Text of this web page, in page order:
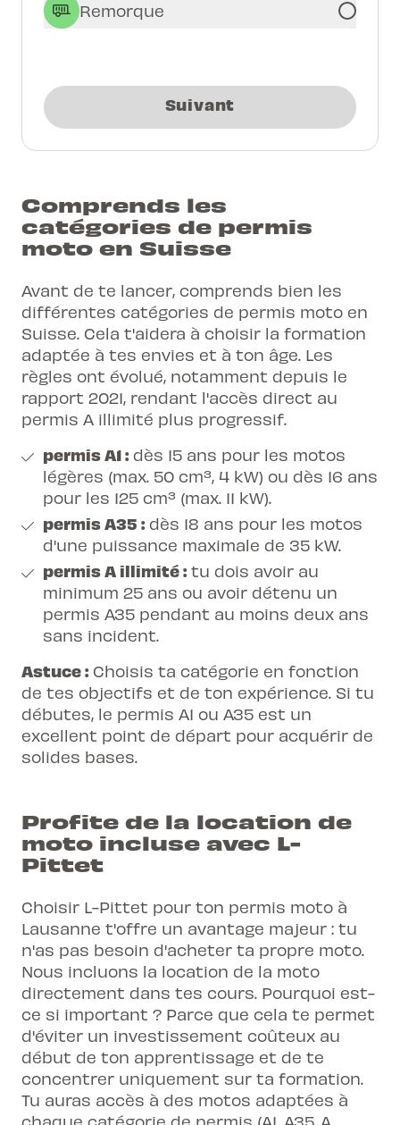
Remorque
Suivant
Comprends les
catégories de permis
moto en Suisse
Avant de te lancer, comprends bien les
différentes catégories de permis moto en
Suisse. Cela t'aidera à choisir la formation
adaptée à tes envies et à ton âge. Les
règles ont évolué, notamment depuis le
rapport 2021, rendant l'accès direct au
permis A illimité plus progressif.
permis A1: dès 15 ans pour les motos
légères (max. 50 cm³, 4 kW) ou dès 16 ans
pour les 125 cm³ (max. 11 kW).
permis A35 : dès 18 ans pour les motos
d'une puissance maximale de 35 kW.
permis A illimité : tu dois avoir au
minimum 25 ans ou avoir détenu un
permis A35 pendant au moins deux ans
sans incident.
Astuce : Choisis ta catégorie en fonction
de tes objectifs et de ton expérience. Si tu
débutes, le permis A1 ou A35 est un
excellent point de départ pour acquérir de
solides bases.
Profite de la location de
moto incluse avec L-
Pittet
Choisir L-Pittet pour ton permis moto à
Lausanne t'offre un avantage majeur : tu
n'as pas besoin d'acheter ta propre moto.
Nous incluons la location de la moto
directement dans tes cours. Pourquoi est-
ce si important ? Parce que cela te permet
d'éviter un investissement coûteux au
début de ton apprentissage et de te
concentrer uniquement sur ta formation.
Tu auras accès à des motos adaptées à
chaque catégorie de permis (A1, A35, A